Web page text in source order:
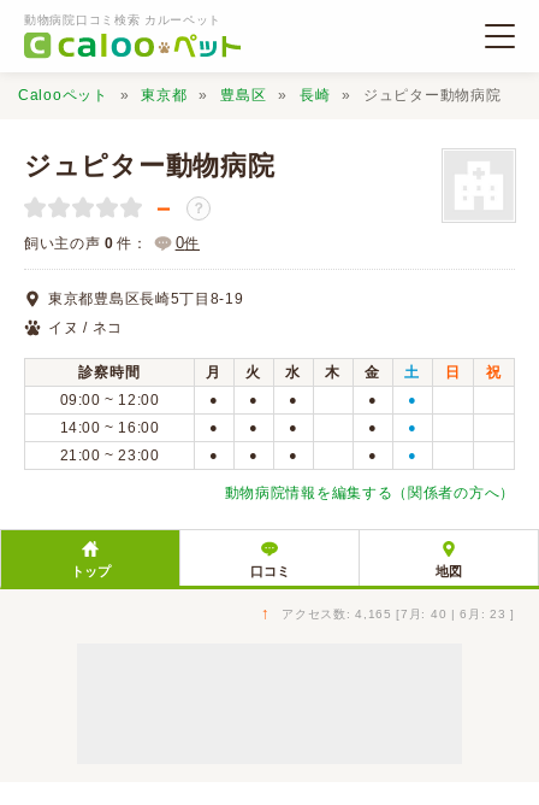
動物病院口コミ検索 カルーペット
動物病院検索
口コミ検索
Calooペットとは？
口コミ投稿
Calooペット 東京都 豊島区 長崎 ジュピター動物病院
ジュピター動物病院
－ ？
飼い主の声 0 件： 0件
東京都豊島区長崎5丁目8-19
イヌ / ネコ
診察時間 月 火 水 木 金 土 日
祝
09:00 ~ 12:00
● ● ● ● ●
14:00 ~ 16:00 ● ● ● ● ●
21:00 ~ 23:00 ● ● ● ● ●
動物病院情報を編集する（関係者の方へ）
トップ 口コミ 地図
↑ アクセス数: 4,165 [7月: 40 | 6月: 23 ]